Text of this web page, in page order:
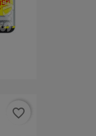
favorite_border